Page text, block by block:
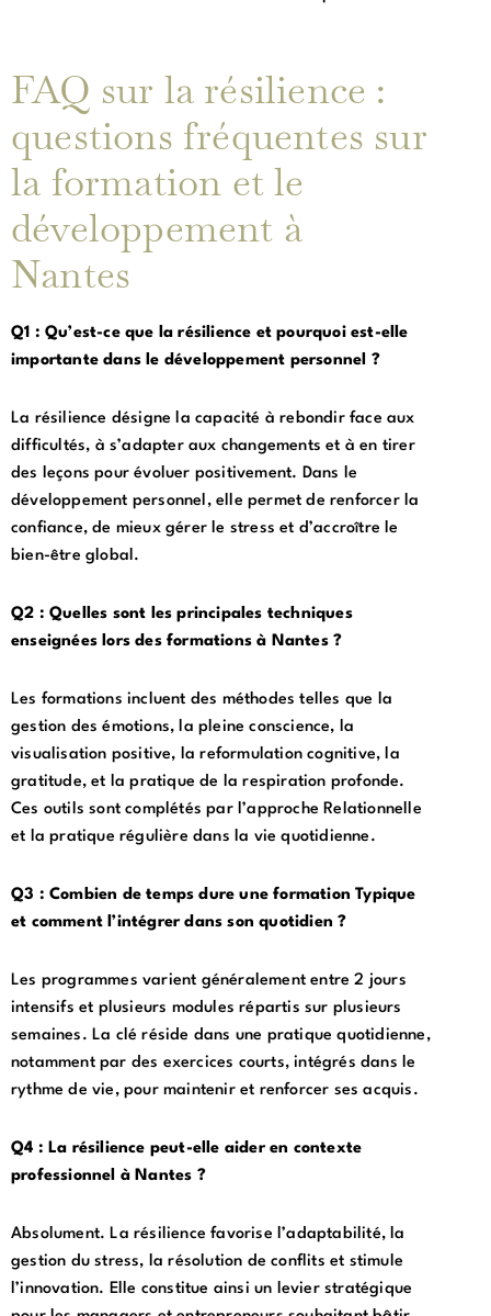
FAQ sur la résilience :
questions fréquentes sur
la formation et le
développement à
Nantes
Q1 : Qu’est-ce que la résilience et pourquoi est-elle
importante dans le développement personnel ?
La résilience désigne la capacité à rebondir face aux
difficultés, à s’adapter aux changements et à en tirer
des leçons pour évoluer positivement. Dans le
développement personnel, elle permet de renforcer la
confiance, de mieux gérer le stress et d’accroître le
bien-être global.
Q2 : Quelles sont les principales techniques
enseignées lors des formations à Nantes ?
Les formations incluent des méthodes telles que la
gestion des émotions, la pleine conscience, la
visualisation positive, la reformulation cognitive, la
gratitude, et la pratique de la respiration profonde.
Ces outils sont complétés par l’approche Relationnelle
et la pratique régulière dans la vie quotidienne.
Q3 : Combien de temps dure une formation Typique
et comment l’intégrer dans son quotidien ?
Les programmes varient généralement entre 2 jours
intensifs et plusieurs modules répartis sur plusieurs
semaines. La clé réside dans une pratique quotidienne,
notamment par des exercices courts, intégrés dans le
rythme de vie, pour maintenir et renforcer ses acquis.
Q4 : La résilience peut-elle aider en contexte
professionnel à Nantes ?
Absolument. La résilience favorise l’adaptabilité, la
gestion du stress, la résolution de conflits et stimule
l’innovation. Elle constitue ainsi un levier stratégique